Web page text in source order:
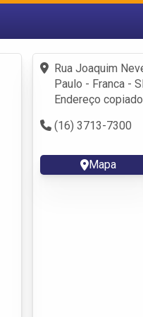
Fazer login
Criar conta
Rua Joaquim
Paulo - Franca -
Endereço
(16) 3713-7300
Mapa